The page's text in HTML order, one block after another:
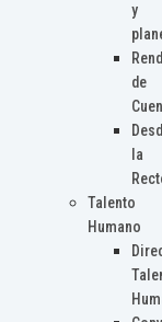
y
de
la
Talento
Humano